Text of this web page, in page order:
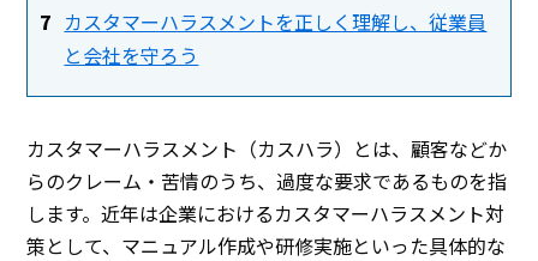
カスタマーハラスメントを正しく理解し、従業員
と会社を守ろう
カスタマーハラスメント（カスハラ）とは、顧客などか
らのクレーム・苦情のうち、過度な要求であるものを指
します。近年は企業におけるカスタマーハラスメント対
策として、マニュアル作成や研修実施といった具体的な